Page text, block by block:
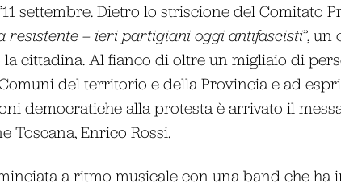
settembre. Dietro lo striscione del Comitato
resistente – ieri partigiani oggi antifascisti”, un
cittadina. Al fianco di oltre un migliaio di
del territorio e della Provincia e ad
democratiche alla protesta è arrivato il
Toscana, Enrico Rossi.
a ritmo musicale con una band che ha